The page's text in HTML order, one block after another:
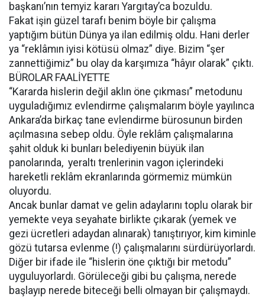
başkanı’nın temyiz kararı Yargıtay’ca bozuldu.
Fakat işin güzel tarafı benim böyle bir çalışma
yaptığım bütün Dünya ya ilan edilmiş oldu. Hani derler
ya “reklâmın iyisi kötüsü olmaz” diye. Bizim “şer
zannettiğimiz” bu olay da karşımıza “hâyır olarak” çıktı.
BÜROLAR FAALİYETTE
“Kararda hislerin değil aklın öne çıkması” metodunu
uyguladığımız evlendirme çalışmalarım böyle yayılınca
Ankara’da birkaç tane evlendirme bürosunun birden
açılmasına sebep oldu. Öyle reklâm çalışmalarına
şahit olduk ki bunları belediyenin büyük ilan
panolarında, yeraltı trenlerinin vagon içlerindeki
hareketli reklâm ekranlarında görmemiz mümkün
oluyordu.
Ancak bunlar damat ve gelin adaylarını toplu olarak bir
yemekte veya seyahate birlikte çıkarak (yemek ve
gezi ücretleri adaydan alınarak) tanıştırıyor, kim kiminle
gözü tutarsa evlenme (!) çalışmalarını sürdürüyorlardı.
Diğer bir ifade ile “hislerin öne çıktığı bir metodu”
uyguluyorlardı. Görüleceği gibi bu çalışma, nerede
başlayıp nerede biteceği belli olmayan bir çalışmaydı.